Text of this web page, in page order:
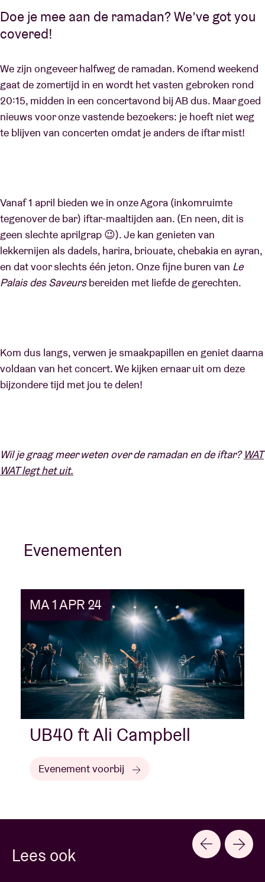
Contact
Doe je mee aan de ramadan? We’ve got you
covered!
We zijn ongeveer halfweg de ramadan. Komend weekend
gaat de zomertijd in en wordt het vasten gebroken rond
20:15, midden in een concertavond bij AB dus. Maar goed
nieuws voor onze vastende bezoekers: je hoeft niet weg
te blijven van concerten omdat je anders de iftar mist!
Vanaf 1 april bieden we in onze Agora (inkomruimte
tegenover de bar) iftar-maaltijden aan. (En neen, dit is
geen slechte aprilgrap 😉). Je kan genieten van
lekkernijen als dadels, harira, briouate, chebakia en ayran,
en dat voor slechts één jeton. Onze fijne buren van Le
Palais des Saveursbereiden met liefde de gerechten.
Kom dus langs, verwen je smaakpapillen en geniet daarna
voldaan van het concert. We kijken ernaar uit om deze
bijzondere tijd met jou te delen!
Wil je graag meer weten over de ramadan en de iftar? WAT
WAT legt het uit.
Evenementen
MA 1 APR 24
UB40 ft Ali Campbell
Evenement voorbij
Lees ook